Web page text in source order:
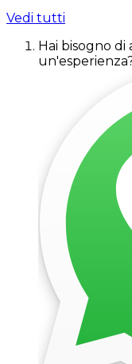
Vedi tutti
Hai bisogno